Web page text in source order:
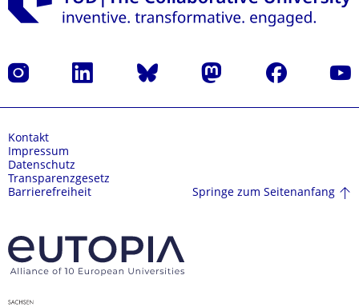
Instagram LinkedIn Bluesky Mastodon Facebook
Kontakt
Impressum
Datenschutz
Transparenzgesetz
Barrierefreiheit
Springe zum Seitenanfang